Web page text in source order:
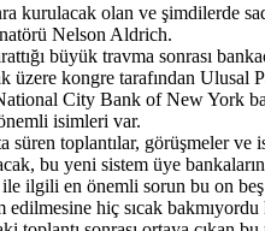
kurulacak olan ve şimdilerde
Nelson Aldrich.
büyük travma sonrası
üzere kongre tarafından
City Bank of New York
isimleri var.
süren toplantılar, görüşmeler
bu yeni sistem üye
ilgili en önemli sorun bu on
edilmesine hiç sıcak